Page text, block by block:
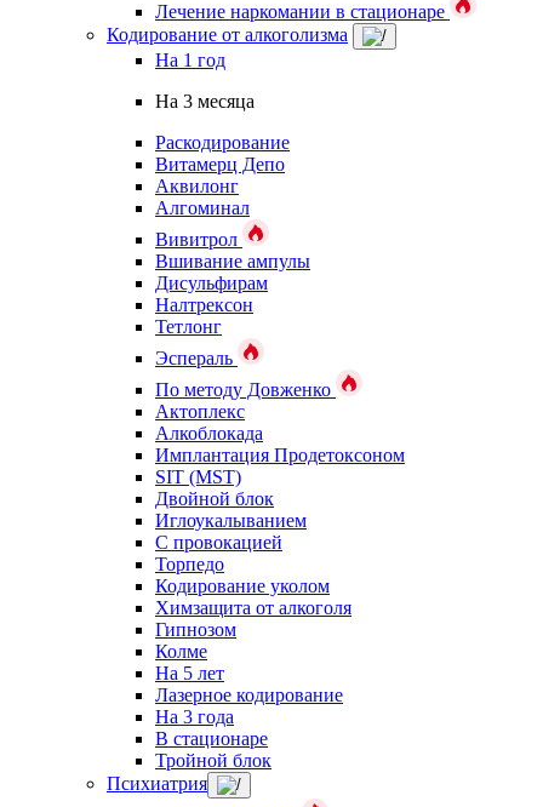
Лечение наркомании в стационаре
Кодирование от алкоголизма
На 1 год
На 3 месяца
Раскодирование
Витамерц Депо
Аквилонг
Алгоминал
Вивитрол
Вшивание ампулы
Дисульфирам
Налтрексон
Тетлонг
Эспераль
По методу Довженко
Актоплекс
Алкоблокада
Имплантация Продетоксоном
SIT (MST)
Двойной блок
Иглоукалыванием
С провокацией
Торпедо
Кодирование уколом
Химзащита от алкоголя
Гипнозом
Колме
На 5 лет
Лазерное кодирование
На 3 года
В стационаре
Тройной блок
Психиатрия